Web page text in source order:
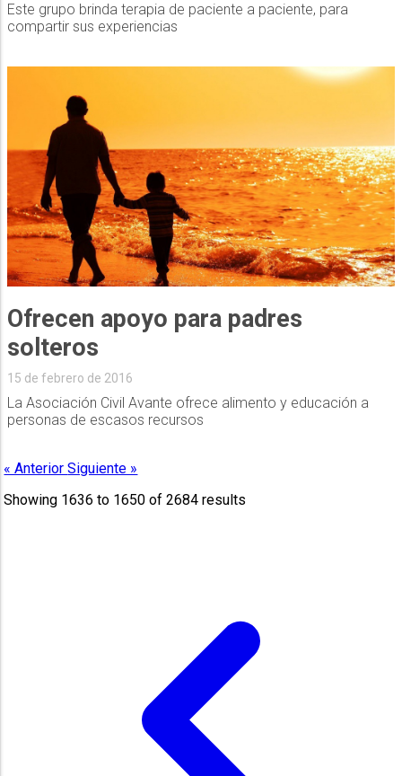
Este grupo brinda terapia de paciente a paciente, para
compartir sus experiencias
Ofrecen apoyo para padres
solteros
15 de febrero de 2016
La Asociación Civil Avante ofrece alimento y educación a
personas de escasos recursos
« AnteriorSiguiente »
Showing 1636 to 1650 of2684 results